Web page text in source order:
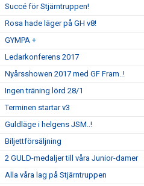
Succé för Stjärntruppen!
Rosa hade läger på GH v8!
GYMPA +
Ledarkonferens 2017
Nyårsshowen 2017 med GF Fram..!
Ingen träning lörd 28/1
Terminen startar v3
Guldläge i helgens JSM..!
Biljettförsäljning
2 GULD-medaljer till våra Junior-damer
Alla våra lag på Stjärntruppen